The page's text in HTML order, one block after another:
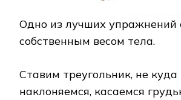
Одно из лучших упражнений
собственным весом тела.
Ставим треугольник, не куда
наклоняемся, касаемся